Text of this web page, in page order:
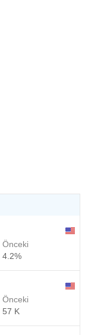
Önceki
4.2%
Önceki
57 K